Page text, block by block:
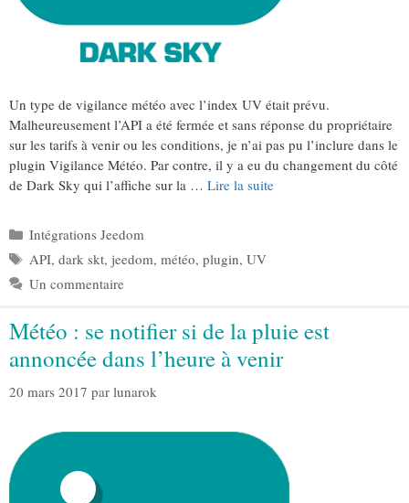
Un type de vigilance météo avec l’index UV était prévu.
Malheureusement l’API a été fermée et sans réponse du propriétaire
sur les tarifs à venir ou les conditions, je n’ai pas pu l’inclure dans le
plugin Vigilance Météo. Par contre, il y a eu du changement du côté
de Dark Sky qui l’affiche sur la … Lire la suite
Catégories
Intégrations Jeedom
Étiquettes
API, dark skt, jeedom, météo, plugin, UV
Un commentaire
Météo : se notifier si de la pluie est
annoncée dans l’heure à venir
20 mars 2017 par lunarok